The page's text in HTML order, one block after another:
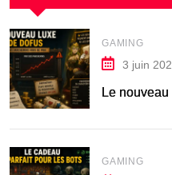
GAMING
3 juin
Le
GAMING